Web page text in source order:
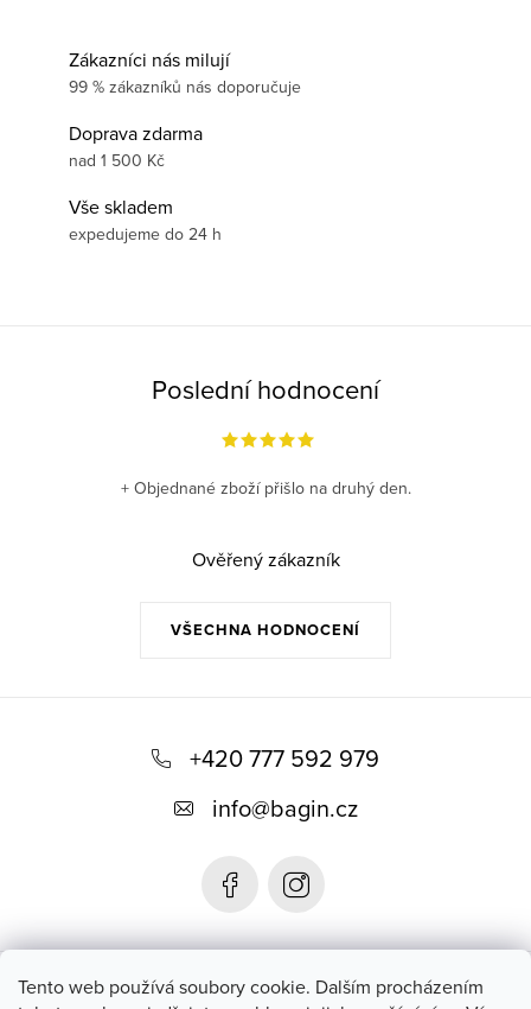
Tento web používá soubory cookie. Dalším procházením
Zákazníci nás milují
99 % zákazníků nás doporučuje
Doprava zdarma
nad 1 500 Kč
Vše skladem
expedujeme do 24 h
Poslední hodnocení
VŠECHNA HODNOCENÍ
+ Objednané zboží přišlo na druhý den.
Ověřený zákazník
+420 777 592 979
info@bagin.cz
Bagin.cz